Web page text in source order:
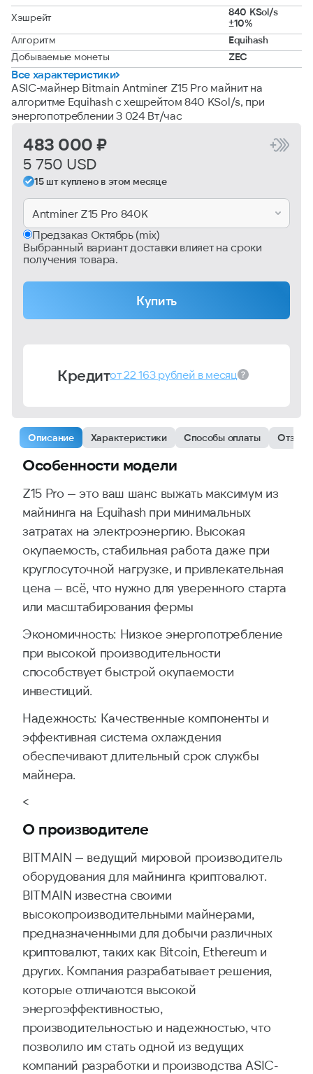
Хэшрейт
840 KSol/s
±10%
Алгоритм
Equihash
Добываемые монеты
ZEC
Все характеристики
ASIC-майнер Bitmain Antminer Z15 Pro майнит на
алгоритме Equihash с хешрейтом 840 KSol/s, при
энергопотреблении 3 024 Вт/час
Описание Характеристики Способы оплаты Отзывы
Особенности модели
Z15 Pro — это ваш шанс выжать максимум из
майнинга на Equihash при минимальных
затратах на электроэнергию. Высокая
окупаемость, стабильная работа даже при
круглосуточной нагрузке, и привлекательная
цена — всё, что нужно для уверенного старта
или масштабирования фермы
Экономичность: Низкое энергопотребление
при высокой производительности
способствует быстрой окупаемости
инвестиций.
Надежность: Качественные компоненты и
эффективная система охлаждения
обеспечивают длительный срок службы
майнера.
<
О производителе
BITMAIN — ведущий мировой производитель
оборудования для майнинга криптовалют.
BITMAIN известна своими
высокопроизводительными майнерами,
предназначенными для добычи различных
криптовалют, таких как Bitcoin, Ethereum и
других. Компания разрабатывает решения,
которые отличаются высокой
энергоэффективностью,
производительностью и надежностью, что
позволило им стать одной из ведущих
компаний разработки и производства ASIC-
483 000 ₽
5 750 USD
15 шт куплено в этом месяце
Antminer Z15 Pro 840K
Предзаказ Октябрь (mix)
Выбранный вариант доставки влияет на сроки
получения товара.
Купить
Кредитот 22 163 рублей в месяц